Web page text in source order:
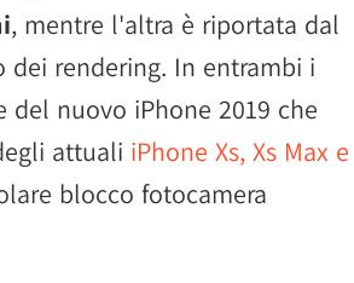
, mentre l'altra è riportata dal
rendering. In entrambi i
del nuovo iPhone 2019 che
attuali iPhone Xs, Xs Max e
blocco fotocamera